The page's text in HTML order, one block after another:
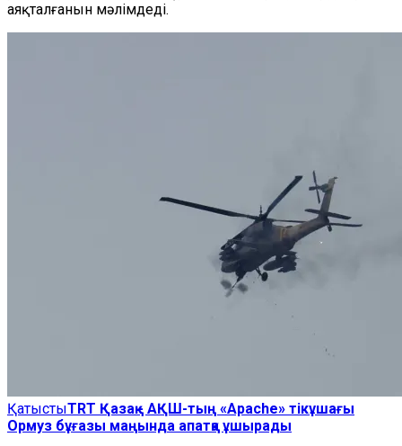
аяқталғанын мәлімдеді.
ҚатыстыTRT Қазақ - АҚШ-тың «Apache» тікұшағы
Ормуз бұғазы маңында апатқа ұшырады